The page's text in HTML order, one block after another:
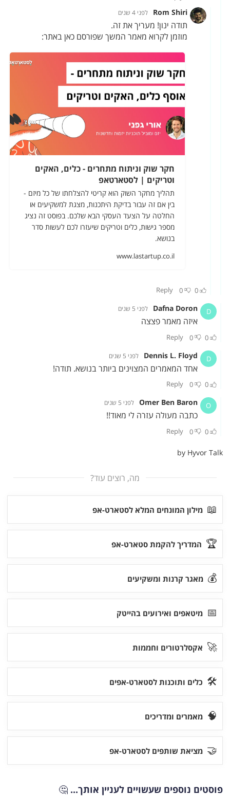
מה, רוצים עוד?
📖 מילון המונחים המלא לסטארט-אפ
🏆 המדריך להקמת סטארט-אפ
💰 מאגר קרנות ומשקיעים
📅 מיטאפים ואירועים בהייטק
🚀 אקסלרטורים וחממות
🛠 כלים ותוכנות לסטארט-אפים
🧠 מאמרים ומדריכים
🤝 מציאת שותפים לסטארט-אפ
פוסטים נוספים שעשויים לעניין אותך... 🤔